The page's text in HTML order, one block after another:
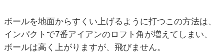
ボールを地面からすくい上げるように打つこの方法は、
インパクトで7番アイアンのロフト角が増えてしまい、
ボールは高く上がりますが、飛びません。